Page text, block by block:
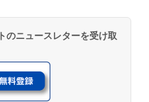
のニュースレターを受け取